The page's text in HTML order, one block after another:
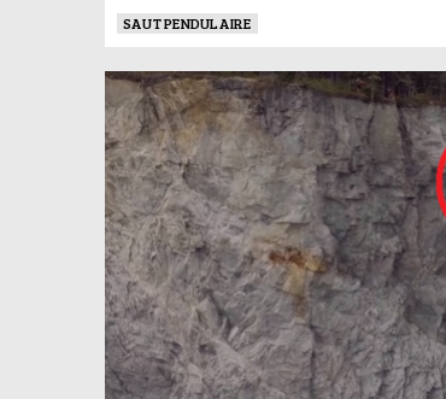
SAUT PENDULAIRE